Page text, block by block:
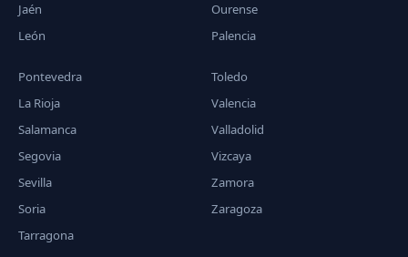
Jaén
León
Ourense
Palencia
Pontevedra
La Rioja
Salamanca
Segovia
Sevilla
Soria
Tarragona
Toledo
Valencia
Valladolid
Vizcaya
Zamora
Zaragoza